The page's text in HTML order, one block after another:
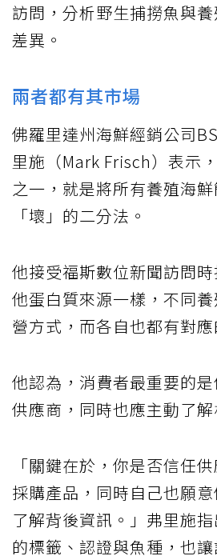
訪問，分析野生捕撈魚與
差異。
兩者都有其市場
佛羅里達州海鮮經銷公司
里施（Mark Frisch）表示
之一，就是將所有養殖海
「壞」的二分法。
他接受福斯數位新聞訪問
他蛋白質來源一樣，不同
營方式，而各自也都有對應
他認為，消費者最重要的
供應商，同時也應主動了解
「關鍵在於，你是否信任
採購產品，同時自己也願
了解背後資訊。」弗里施
的標籤、認證與魚種，也